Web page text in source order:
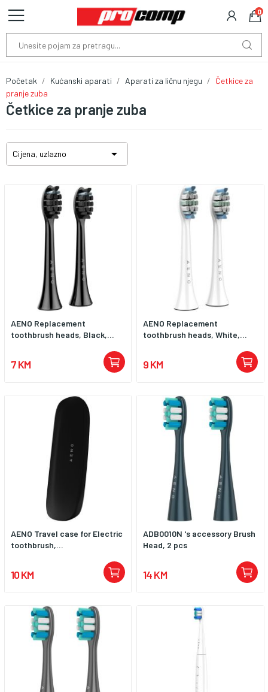
0
Četkice za pranje zuba
Početak Kućanski aparati Aparati za ličnu njegu
Četkice za
pranje zuba
Cijena, uzlazno 
AENO Replacement
toothbrush heads, Black,...
7 KM
AENO Replacement
toothbrush heads, White,...
9 KM
AENO Travel case for Electric
toothbrush,...
10 KM
ADB0010N 's accessory Brush
Head, 2 pcs
14 KM